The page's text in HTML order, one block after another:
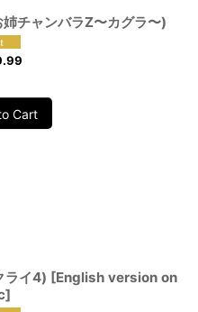
チャンバラZ〜カグラ〜)
Cart
ライ4) [English version on